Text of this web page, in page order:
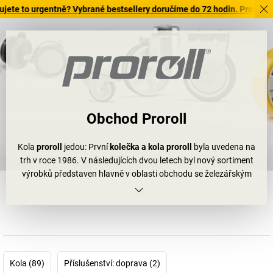
Vybrané bestsellery doručíme do 72 hodin. Prohlédněte si
Obchod Proroll
Kola proroll jedou: První kolečka a kola proroll
byla uvedena na
trh v roce 1986. V následujících dvou letech byl nový sortiment
výrobků představen hlavně v oblasti obchodu se železářským
zbožím a průmyslu. V 90. letech se v důsledku stěhování a
produkuje v Evropě i Asii. Jednotlivé fáze výroby jsou
organizovány právě tam, kde jsou pro to nejvhodnější podmínky: v
Kola (89) Příslušenství: doprava (2)